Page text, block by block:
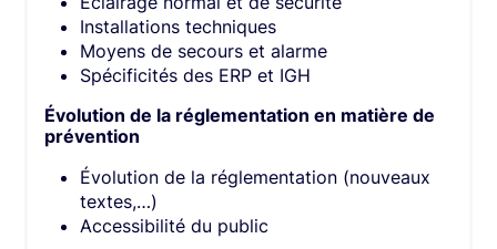
Installations techniques​
Moyens de secours et alarme​
Spécificités des ERP et IGH​
Évolution de la réglementation en matière de
prévention​
Évolution de la réglementation (nouveaux
textes,…)​
Accessibilité du public​